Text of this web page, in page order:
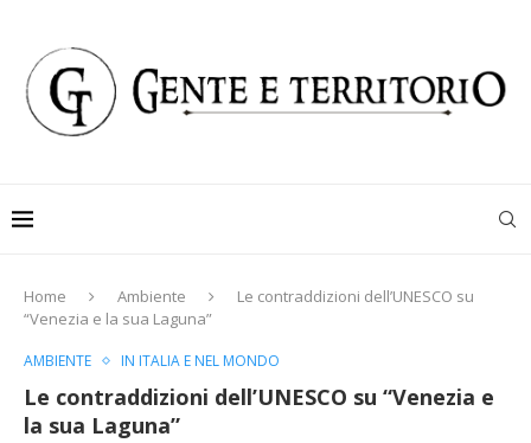
Home Ambiente
Le contraddizioni dell’UNESCO su
“Venezia e la sua Laguna”
AMBIENTE IN ITALIA E NEL MONDO
Le contraddizioni dell’UNESCO su “Venezia e
la sua Laguna”